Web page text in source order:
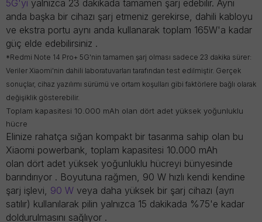
5G'yi yalnızca 23 dakikada tamamen şarj edebilir. Aynı
anda başka bir cihazı şarj etmeniz gerekirse, dahili kabloyu
ve ekstra portu aynı anda kullanarak toplam 165W'a kadar
güç elde edebilirsiniz .
*Redmi Note 14 Pro+ 5G'nin tamamen şarj olması sadece 23 dakika sürer:
Veriler Xiaomi'nin dahili laboratuvarları tarafından test edilmiştir. Gerçek
sonuçlar, cihaz yazılımı sürümü ve ortam koşulları gibi faktörlere bağlı olarak
değişiklik gösterebilir.
Toplam kapasitesi 10.000 mAh olan dört adet yüksek yoğunluklu
hücre
Elinize rahatça sığan kompakt bir tasarıma sahip olan bu
Xiaomi powerbank, toplam kapasitesi 10.000 mAh
olan dört adet yüksek yoğunluklu hücreyi bünyesinde
barındırıyor . Boyutuna rağmen, 90 W hızlı kendi kendine
şarj işlevi, 90 W veya daha yüksek bir şarj cihazı (ayrı
satılır) kullanılarak pilin yalnızca 15 dakikada %75'e kadar
doldurulmasını sağlıyor .